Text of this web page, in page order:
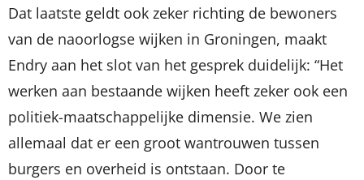
Dat laatste geldt ook zeker richting de bewoners
van de naoorlogse wijken in Groningen, maakt
Endry aan het slot van het gesprek duidelijk: “Het
werken aan bestaande wijken heeft zeker ook een
politiek-maatschappelijke dimensie. We zien
allemaal dat er een groot wantrouwen tussen
burgers en overheid is ontstaan. Door te